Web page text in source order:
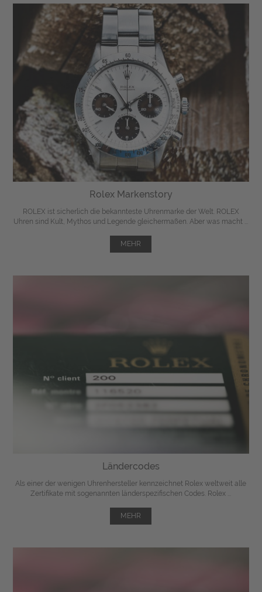
Rolex Markenstory
ROLEX ist sicherlich die bekannteste Uhrenmarke der Welt. ROLEX
Uhren sind Kult, Mythos und Legende gleichermaßen. Aber was macht ...
MEHR
Ländercodes
Als einer der wenigen Uhrenhersteller kennzeichnet Rolex weltweit alle
Zertifikate mit sogenannten länderspezifischen Codes. Rolex ...
MEHR